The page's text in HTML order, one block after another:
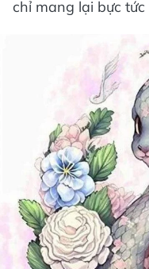
chỉ mang lại bực